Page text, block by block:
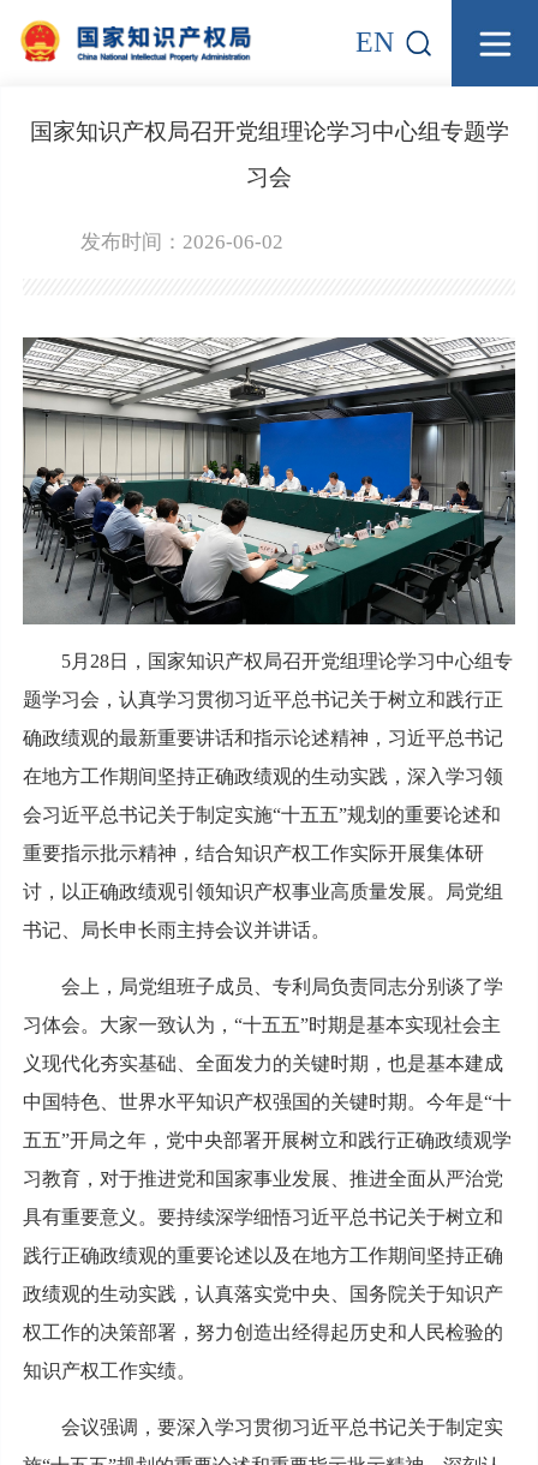
EN
国家知识产权局召开党组理论学习中心组专题学
习会
发布时间：2026-06-02
5月28日，国家知识产权局召开党组理论学习中心组专
题学习会，认真学习贯彻习近平总书记关于树立和践行正
确政绩观的最新重要讲话和指示论述精神，习近平总书记
在地方工作期间坚持正确政绩观的生动实践，深入学习领
会习近平总书记关于制定实施“十五五”规划的重要论述和
重要指示批示精神，结合知识产权工作实际开展集体研
讨，以正确政绩观引领知识产权事业高质量发展。局党组
书记、局长申长雨主持会议并讲话。
会上，局党组班子成员、专利局负责同志分别谈了学
习体会。大家一致认为，“十五五”时期是基本实现社会主
义现代化夯实基础、全面发力的关键时期，也是基本建成
中国特色、世界水平知识产权强国的关键时期。今年是“十
五五”开局之年，党中央部署开展树立和践行正确政绩观学
习教育，对于推进党和国家事业发展、推进全面从严治党
具有重要意义。要持续深学细悟习近平总书记关于树立和
践行正确政绩观的重要论述以及在地方工作期间坚持正确
政绩观的生动实践，认真落实党中央、国务院关于知识产
权工作的决策部署，努力创造出经得起历史和人民检验的
知识产权工作实绩。
会议强调，要深入学习贯彻习近平总书记关于制定实